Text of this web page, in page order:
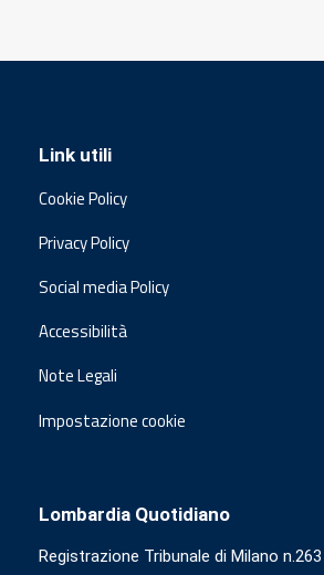
Link utili
Cookie Policy
Privacy Policy
Social media Policy
Accessibilità
Note Legali
Impostazione cookie
Lombardia Quotidiano
Registrazione Tribunale di Milano